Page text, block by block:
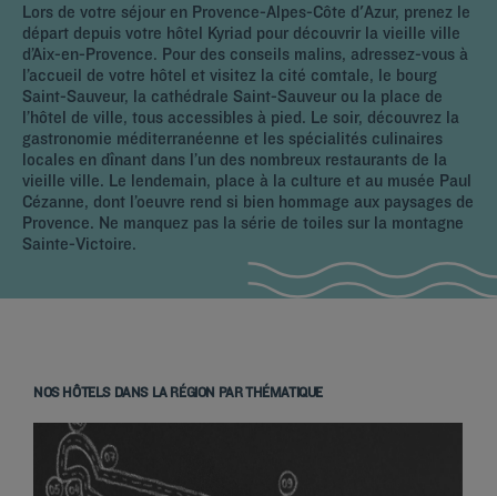
Lors de votre séjour en Provence-Alpes-Côte d'Azur, prenez le
départ depuis votre hôtel Kyriad pour découvrir la vieille ville
d’Aix-en-Provence. Pour des conseils malins, adressez-vous à
l’accueil de votre hôtel et visitez la cité comtale, le bourg
Saint-Sauveur, la cathédrale Saint-Sauveur ou la place de
l’hôtel de ville, tous accessibles à pied. Le soir, découvrez la
gastronomie méditerranéenne et les spécialités culinaires
locales en dînant dans l’un des nombreux restaurants de la
vieille ville. Le lendemain, place à la culture et au musée Paul
Cézanne, dont l’oeuvre rend si bien hommage aux paysages de
Provence. Ne manquez pas la série de toiles sur la montagne
Sainte-Victoire.
NOS HÔTELS DANS LA RÉGION PAR THÉMATIQUE